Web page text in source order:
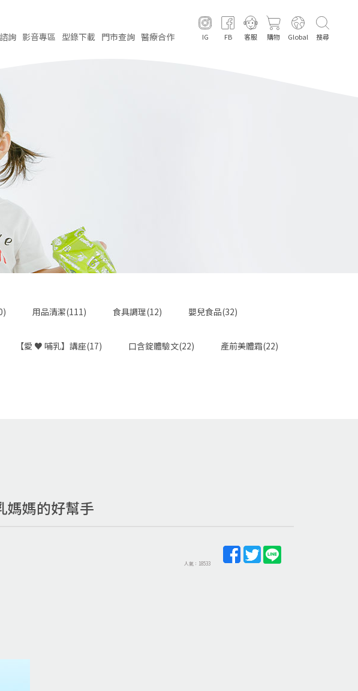
諮詢 影音專區 型錄下載 門市查詢 醫療合作 IG FB 客服 購物 Global 搜尋
用品清潔(111) 食具調理(12) 嬰兒食品(32)
【愛 ♥ 哺乳】講座(17) 口含錠體驗文(22) 產前美體霜(22)
媽媽的好幫手
人氣：18533